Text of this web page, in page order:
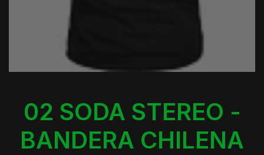
02 SODA STEREO -
BANDERA CHILENA